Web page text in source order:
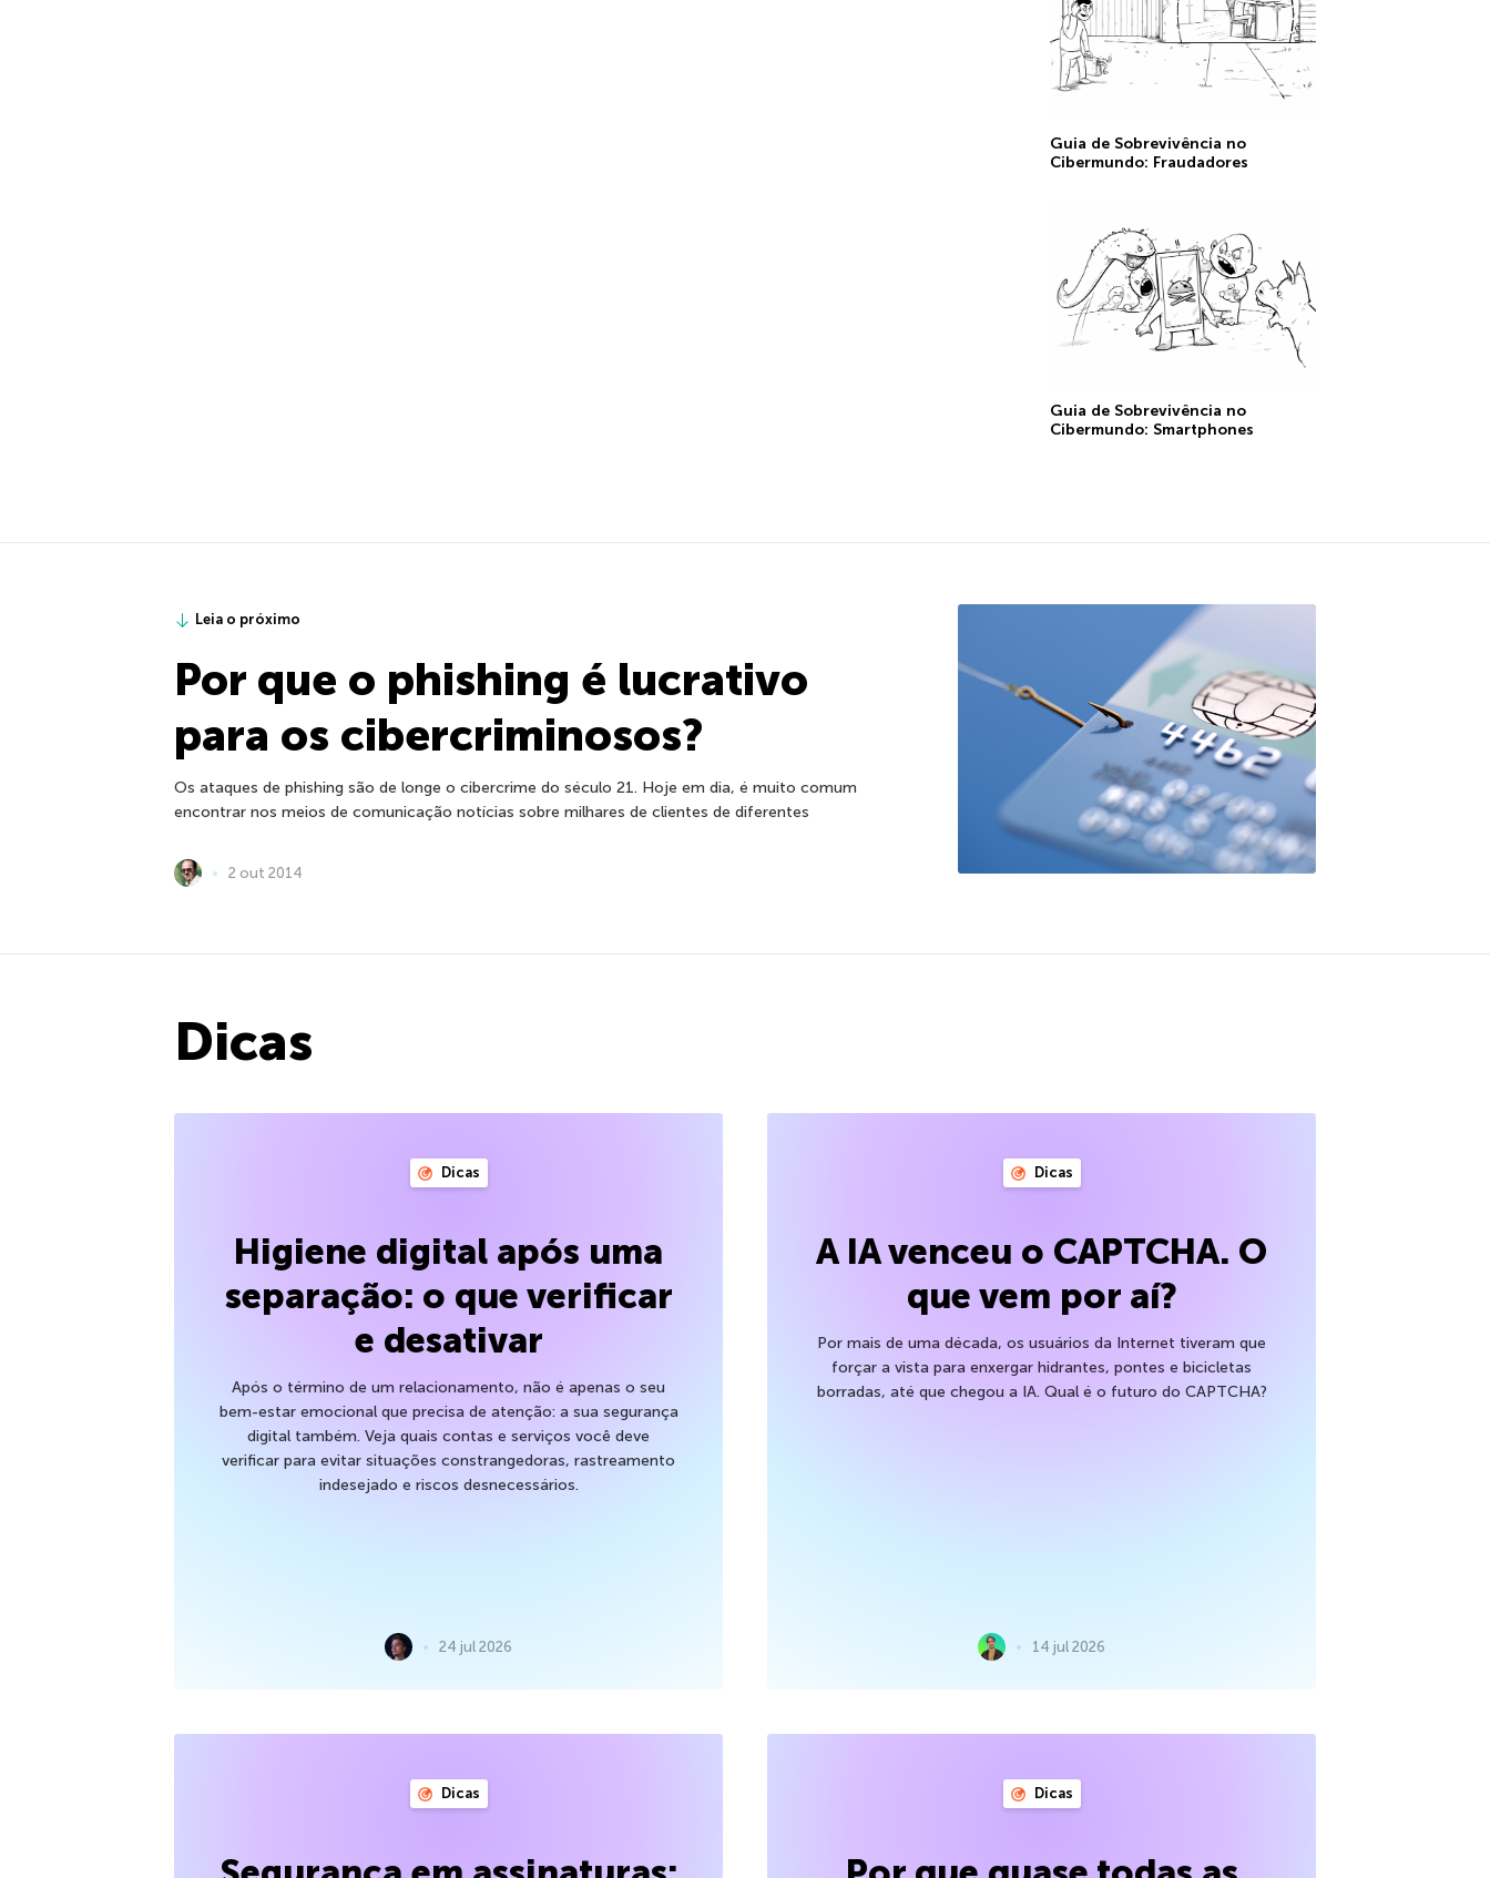
Guia de Sobrevivência no
Cibermundo: Fraudadores
Guia de Sobrevivência no
Cibermundo: Smartphones
Leia o próximo
Por que o phishing é lucrativo
para os cibercriminosos?
Os ataques de phishing são de longe o cibercrime do século 21. Hoje em dia, é muito comum
encontrar nos meios de comunicação notícias sobre milhares de clientes de diferentes
2 out 2014
Dicas
Dicas
Higiene digital após uma
separação: o que verificar
e desativar
Após o término de um relacionamento, não é apenas o seu
bem-estar emocional que precisa de atenção: a sua segurança
digital também. Veja quais contas e serviços você deve
verificar para evitar situações constrangedoras, rastreamento
indesejado e riscos desnecessários.
24 jul 2026
Dicas
A IA venceu o CAPTCHA. O
que vem por aí?
Por mais de uma década, os usuários da Internet tiveram que
forçar a vista para enxergar hidrantes, pontes e bicicletas
borradas, até que chegou a IA. Qual é o futuro do CAPTCHA?
14 jul 2026
Dicas Dicas